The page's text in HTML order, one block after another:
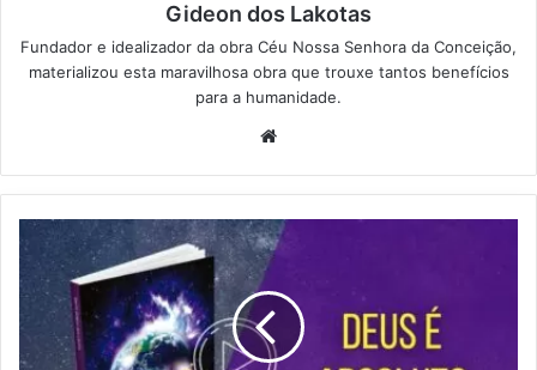
Gideon dos Lakotas
Fundador e idealizador da obra Céu Nossa Senhora da Conceição,
materializou esta maravilhosa obra que trouxe tantos benefícios
para a humanidade.
te
E
U
é
A